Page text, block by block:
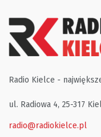
Radio Kielce -
ul. Radiowa 4, 25-317
radio@radiokielce.pl